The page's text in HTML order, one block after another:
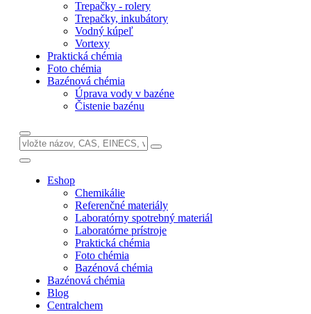
Trepačky - rolery
Trepačky, inkubátory
Vodný kúpeľ
Vortexy
Praktická chémia
Foto chémia
Bazénová chémia
Úprava vody v bazéne
Čistenie bazénu
Eshop
Chemikálie
Referenčné materiály
Laboratórny spotrebný materiál
Laboratórne prístroje
Praktická chémia
Foto chémia
Bazénová chémia
Bazénová chémia
Blog
Centralchem